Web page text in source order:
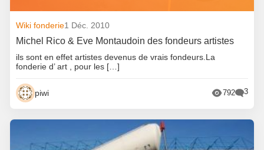
Wiki fonderie1 Déc. 2010
Michel Rico & Eve Montaudoin des fondeurs artistes
ils sont en effet artistes devenus de vrais fondeurs.La
fonderie d’ art , pour les […]
piwi 792 3